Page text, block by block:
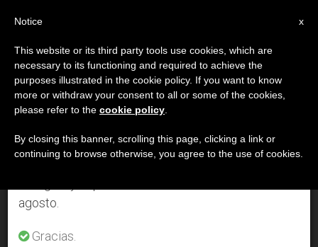
DÍA
Febrero 27th, 2001
ÚLTIMAS NOTICIAS
Cardenal de México: La marcha de los zapatistas debe
×
Aviso importante
Del 27 de julio al 7 de agosto haremos la pausa
anual, aprovechando que en el periodo de verano
se generan menos informaciones y también el
agosto.
Gracias.
x
Notice
This website or its third party tools use cookies, which are
necessary to its functioning and required to achieve the
purposes illustrated in the cookie policy. If you want to know
more or withdraw your consent to all or some of the cookies,
please refer to the cookie policy
By closing this banner, scrolling this page, clicking a link or
continuing to browse otherwise, you agree to the use of cookies.